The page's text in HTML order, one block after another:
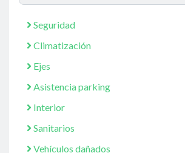
Seguridad
Climatización
Ejes
Asistencia parking
Interior
Sanitarios
Vehículos dañados